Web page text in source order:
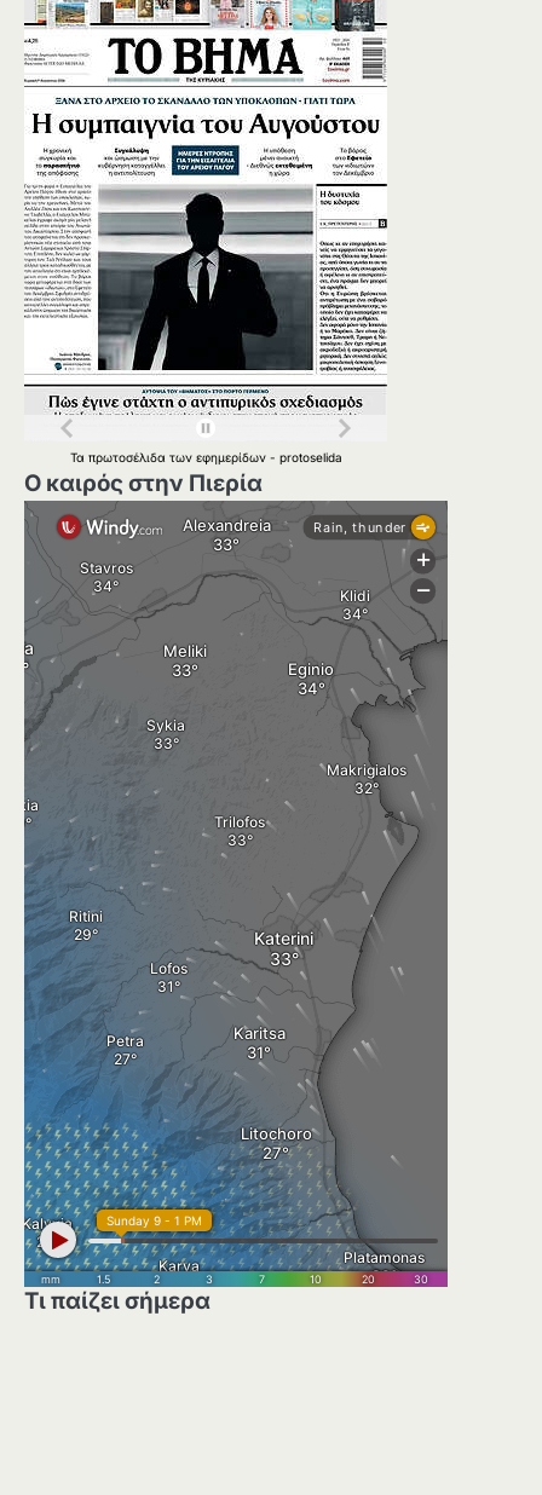
Τα πρωτοσέλιδα των εφημερίδων - protoselida
Ο καιρός στην Πιερία
Τι παίζει σήμερα